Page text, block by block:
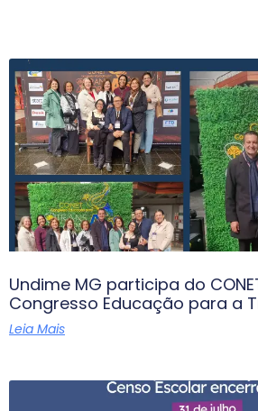
Undime MG participa do
Congresso Educação para a
Leia Mais